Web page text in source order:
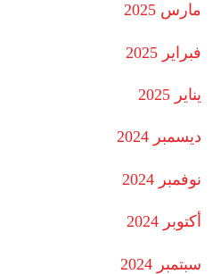
مارس 2025
فبراير 2025
يناير 2025
ديسمبر 2024
نوفمبر 2024
أكتوبر 2024
سبتمبر 2024